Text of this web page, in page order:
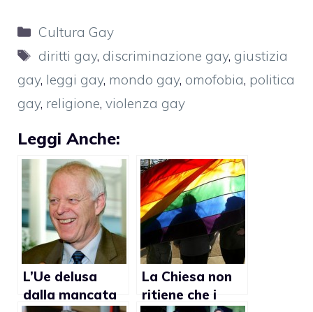
Categorie
Cultura Gay
Tag
diritti gay, discriminazione gay, giustizia
gay, leggi gay, mondo gay, omofobia, politica
gay, religione, violenza gay
Leggi Anche:
L’Ue delusa
dalla mancata
La Chiesa non
ritiene che i